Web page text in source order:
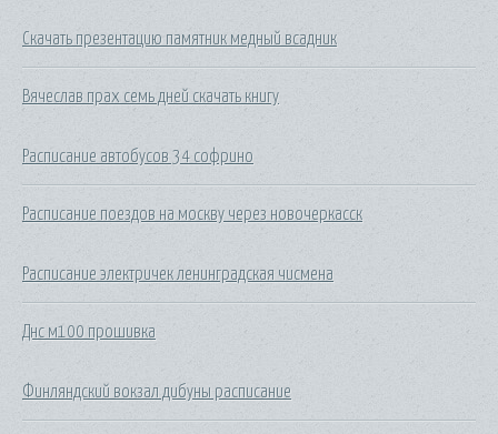
Скачать презентацию памятник медный всадник
Вячеслав прах семь дней скачать книгу
Расписание автобусов 34 софрино
Расписание поездов на москву через новочеркасск
Расписание электричек ленинградская чисмена
Днс м100 прошивка
Финляндский вокзал дибуны расписание